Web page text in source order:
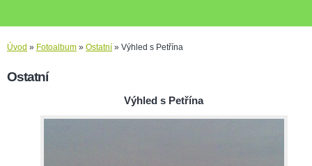
Úvod » Fotoalbum » Ostatní » Výhled s Petřína
Ostatní
Výhled s Petřína